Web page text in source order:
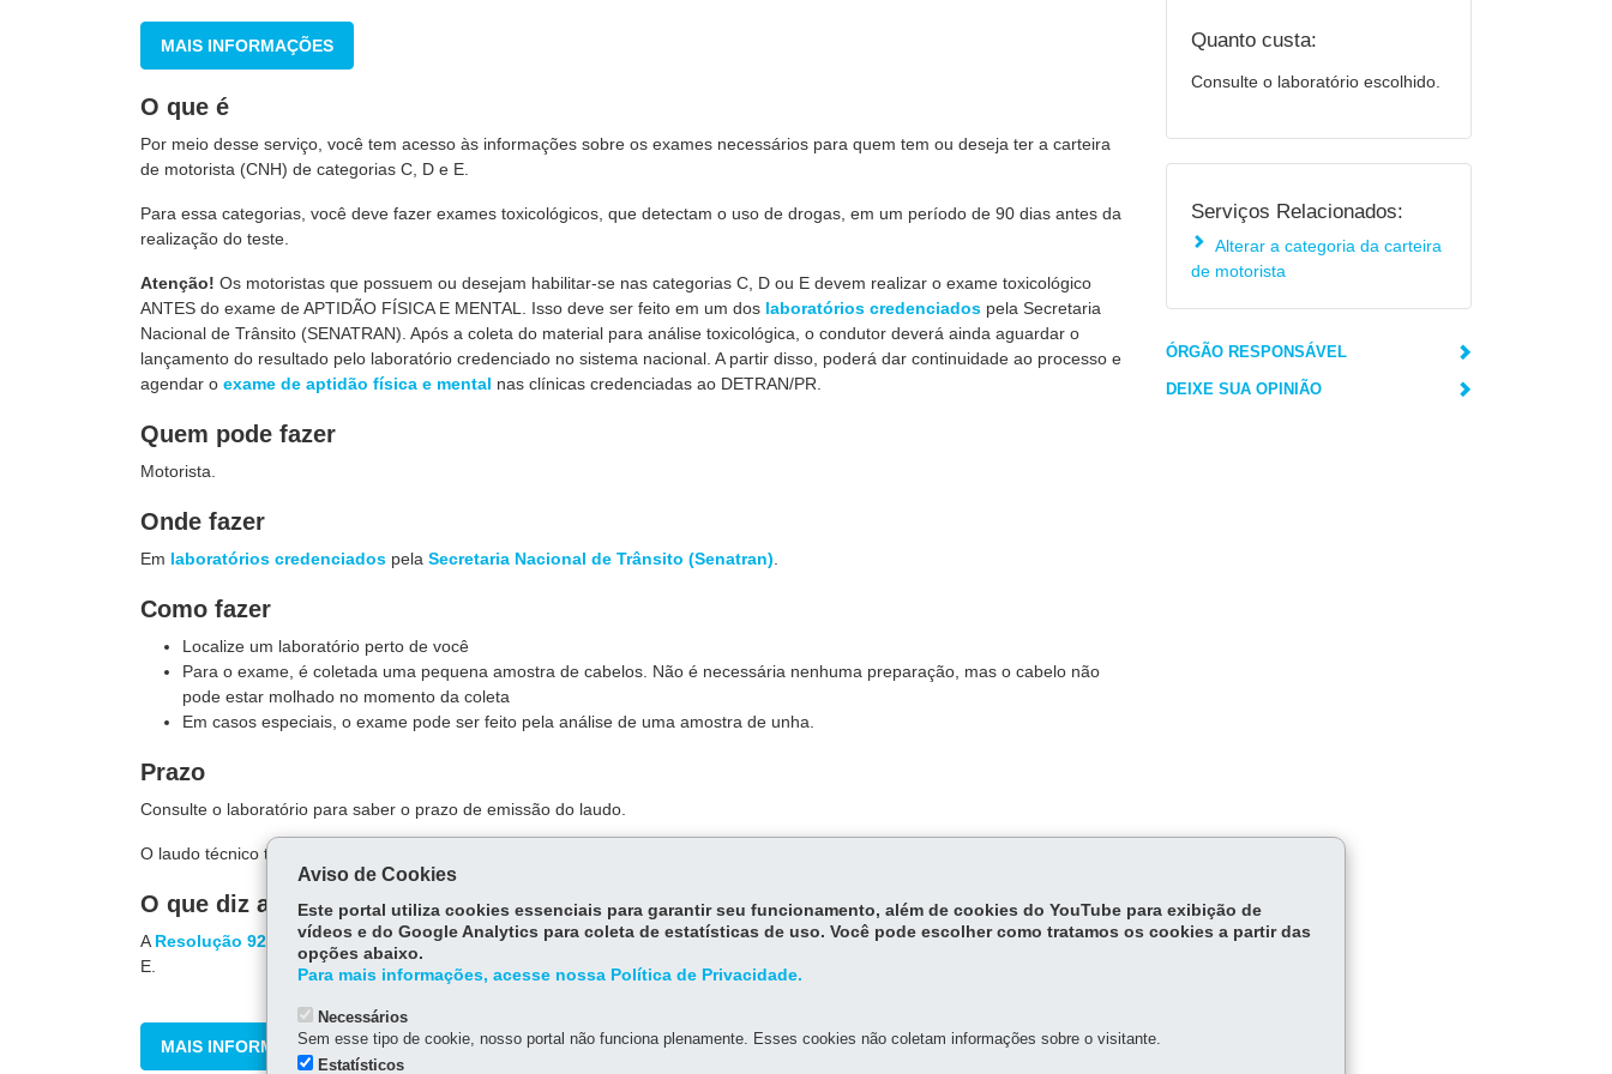
MAIS INFORMAÇÕES
O que é
Por meio desse serviço, você tem acesso às informações sobre os exames necessários para quem tem ou deseja ter a carteira
de motorista (CNH) de categorias C, D e E.
Para essa categorias, você deve fazer exames toxicológicos, que detectam o uso de drogas, em um período de 90 dias antes da
realização do teste.
Atenção! Os motoristas que possuem ou desejam habilitar-se nas categorias C, D ou E devem realizar o exame toxicológico
ANTES do exame de APTIDÃO FÍSICA E MENTAL. Isso deve ser feito em um dos laboratórios credenciados pela Secretaria
Nacional de Trânsito (SENATRAN). Após a coleta do material para análise toxicológica, o condutor deverá ainda aguardar o
lançamento do resultado pelo laboratório credenciado no sistema nacional. A partir disso, poderá dar continuidade ao processo e
agendar o exame de aptidão física e mental nas clínicas credenciadas ao DETRAN/PR.
Quem pode fazer
Motorista.
Onde fazer
Em laboratórios credenciados pela Secretaria Nacional de Trânsito (Senatran)
Como fazer
Localize um laboratório perto de você
Para o exame, é coletada uma pequena amostra de cabelos. Não é necessária nenhuma preparação, mas o cabelo não
pode estar molhado no momento da coleta
Em casos especiais, o exame pode ser feito pela análise de uma amostra de unha.
Prazo
Consulte o laboratório para saber o prazo de emissão do laudo.
O laudo técnico tem validade de 90 dias a partir da coleta do material.
O que diz a lei
A Resolução 923/2022do Contran dispõe sobre a necessidade dos exames toxicológicos para habilitação nas categorias C, D e
E.
MAIS INFORMAÇÕES
Quanto custa:
Consulte o laboratório escolhido.
Serviços Relacionados:
Alterar a categoria da carteira
de motorista
ÓRGÃO RESPONSÁVEL
DEIXE SUA OPINIÃO
Aviso de Cookies
Este portal utiliza cookies essenciais para garantir seu funcionamento, além de cookies do YouTube para exibição de
vídeos e do Google Analytics para coleta de estatísticas de uso. Você pode escolher como tratamos os cookies a partir das
opções abaixo.
Para mais informações, acesse nossa Política de Privacidade.
Necessários
Sem esse tipo de cookie, nosso portal não funciona plenamente. Esses cookies não coletam informações sobre o visitante.
Estatísticos